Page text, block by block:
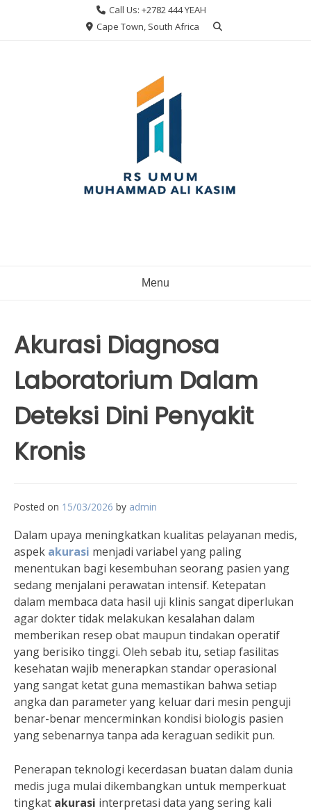
Call Us: +2782 444 YEAH
Cape Town, South Africa
Menu
Akurasi Diagnosa
Laboratorium Dalam
Deteksi Dini Penyakit
Kronis
Posted on 15/03/2026 by admin
Dalam upaya meningkatkan kualitas pelayanan medis,
aspek akurasi menjadi variabel yang paling
menentukan bagi kesembuhan seorang pasien yang
sedang menjalani perawatan intensif. Ketepatan
dalam membaca data hasil uji klinis sangat diperlukan
agar dokter tidak melakukan kesalahan dalam
memberikan resep obat maupun tindakan operatif
yang berisiko tinggi. Oleh sebab itu, setiap fasilitas
kesehatan wajib menerapkan standar operasional
yang sangat ketat guna memastikan bahwa setiap
angka dan parameter yang keluar dari mesin penguji
benar-benar mencerminkan kondisi biologis pasien
yang sebenarnya tanpa ada keraguan sedikit pun.
Penerapan teknologi kecerdasan buatan dalam dunia
medis juga mulai dikembangkan untuk memperkuat
tingkat akurasi interpretasi data yang sering kali